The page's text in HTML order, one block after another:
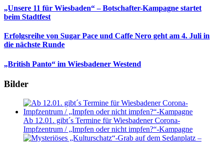
„Unsere 11 für Wiesbaden“ – Botschafter-Kampagne startet
beim Stadtfest
Erfolgsreihe von Sugar Pace und Caffe Nero geht am 4. Juli in
die nächste Runde
„British Panto“ im Wiesbadener Westend
Bilder
Ab 12.01. gibt´s Termine für Wiesbadener Corona-
Impfzentrum / „Impfen oder nicht impfen?“-Kampagne